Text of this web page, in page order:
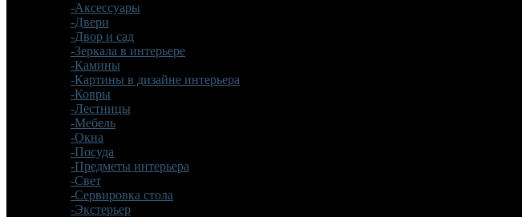
-Аксессуары
-Двери
-Двор и сад
-Зеркала в интерьере
-Камины
-Картины в дизайне интерьера
-Ковры
-Лестницы
-Мебель
-Окна
-Посуда
-Предметы интерьера
-Свет
-Сервировка стола
-Экстерьер